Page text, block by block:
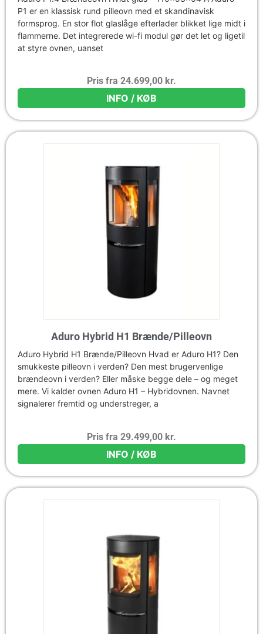
P1 er en klassisk rund pilleovn med et skandinavisk
formsprog. En stor flot glaslåge efterlader blikket lige midt i
flammerne. Det integrerede wi-fi modul gør det let og ligetil
at styre ovnen, uanset
Pris fra 24.699,00 kr.
INFO / KØB
Aduro Hybrid H1 Brænde/Pilleovn
Aduro Hybrid H1 Brænde/Pilleovn Hvad er Aduro H1? Den
smukkeste pilleovn i verden? Den mest brugervenlige
brændeovn i verden? Eller måske begge dele – og meget
mere. Vi kalder ovnen Aduro H1 – Hybridovnen. Navnet
signalerer fremtid og understreger, a
Pris fra 29.499,00 kr.
INFO / KØB